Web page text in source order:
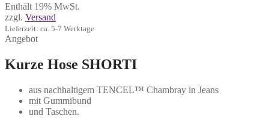
war:
89,00 €
ist:
Enthält 19% MwSt.
zzgl. Versand
Lieferzeit: ca. 5-7 Werktage
Angebot
Kurze Hose SHORTI
aus nachhaltigem TENCEL™ Chambray in Jeans
mit Gummibund
und Taschen.